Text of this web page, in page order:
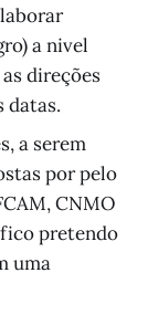
a nivel
direções
datas.
a serem
por pelo
CNMO
pretendo
uma